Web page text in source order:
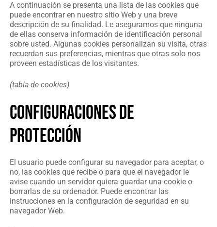
A continuación se presenta una lista de las cookies que
puede encontrar en nuestro sitio Web y una breve
descripción de su finalidad. Le aseguramos que ninguna
de ellas conserva información de identificación personal
sobre usted. Algunas cookies personalizan su visita, otras
recuerdan sus preferencias, mientras que otras solo nos
proveen estadísticas de los visitantes.
(tabla de cookies)
CONFIGURACIONES DE
PROTECCIÓN
El usuario puede configurar su navegador para aceptar, o
no, las cookies que recibe o para que el navegador le
avise cuando un servidor quiera guardar una cookie o
borrarlas de su ordenador. Puede encontrar las
instrucciones en la configuración de seguridad en su
navegador Web.